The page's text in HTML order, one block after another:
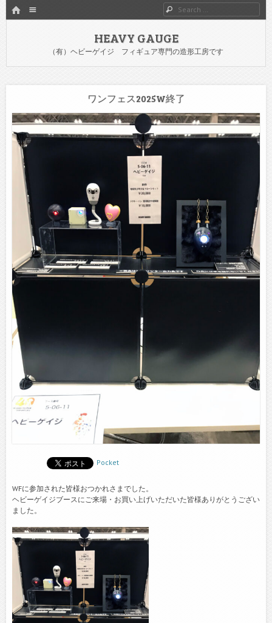
HOME Search
HEAVY GAUGE
（有）ヘビーゲイジ フィギュア専門の造形工房です
ワンフェス2025W終了
Pocket
WFに参加された皆様おつかれさまでした。
ヘビーゲイジブースにご来場・お買い上げいただいた皆様ありがとうござい
ました。